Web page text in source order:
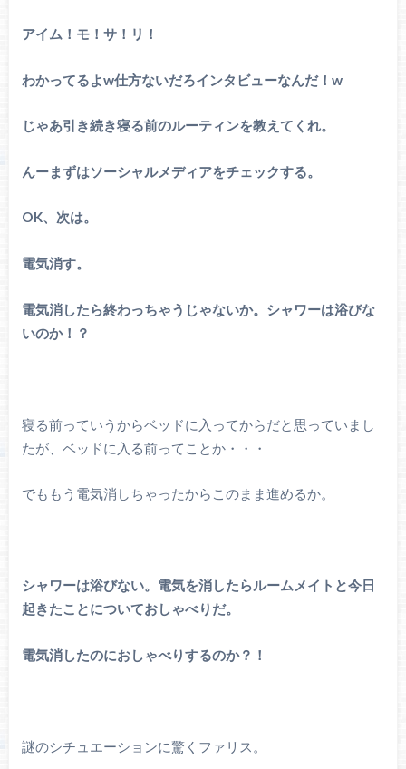
アイム！モ！サ！リ！
わかってるよw仕方ないだろインタビューなんだ！w
じゃあ引き続き寝る前のルーティンを教えてくれ。
んーまずはソーシャルメディアをチェックする。
OK、次は。
電気消す。
電気消したら終わっちゃうじゃないか。シャワーは浴びな
いのか！？
寝る前っていうからベッドに入ってからだと思っていまし
たが、ベッドに入る前ってことか・・・
でももう電気消しちゃったからこのまま進めるか。
シャワーは浴びない。電気を消したらルームメイトと今日
起きたことについておしゃべりだ。
電気消したのにおしゃべりするのか？！
謎のシチュエーションに驚くファリス。